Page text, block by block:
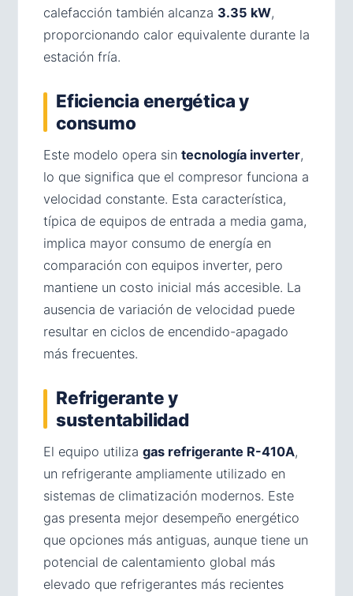
calefacción también alcanza 3.35 kW,
proporcionando calor equivalente durante la
estación fría.
Eficiencia energética y
consumo
Este modelo opera sin tecnología inverter,
lo que significa que el compresor funciona a
velocidad constante. Esta característica,
típica de equipos de entrada a media gama,
implica mayor consumo de energía en
comparación con equipos inverter, pero
mantiene un costo inicial más accesible. La
ausencia de variación de velocidad puede
resultar en ciclos de encendido-apagado
más frecuentes.
Refrigerante y
sustentabilidad
El equipo utiliza gas refrigerante R-410A,
un refrigerante ampliamente utilizado en
sistemas de climatización modernos. Este
gas presenta mejor desempeño energético
que opciones más antiguas, aunque tiene un
potencial de calentamiento global más
elevado que refrigerantes más recientes